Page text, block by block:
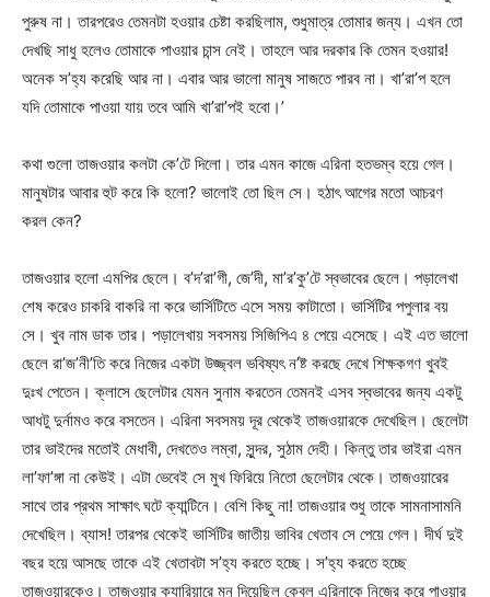
পুরুষ না। তারপরেও তেমনটা হওয়ার চেষ্টা করছিলাম, শুধুমাত্র তোমার জন্য। এখন তো
দেখছি সাধু হলেও তোমাকে পাওয়ার চান্স নেই। তাহলে আর দরকার কি তেমন হওয়ার!
অনেক স’হ্য করেছি আর না। এবার আর ভালো মানুষ সাজতে পারব না। খা’রা’প হলে
যদি তোমাকে পাওয়া যায় তবে আমি খা’রা’পই হবো।’
কথা গুলো তাজওয়ার কলটা কে’টে দিলো। তার এমন কাজে এরিনা হতভম্ব হয়ে গেল।
মানুষটার আবার হুট করে কি হলো? ভালোই তো ছিল সে। হঠাৎ আগের মতো আচরণ
করল কেন?
তাজওয়ার হলো এমপির ছেলে। ব’দ’রা’গী, জে’দী, মা’র’কু’টে স্বভাবের ছেলে। পড়ালেখা
শেষ করেও চাকরি বাকরি না করে ভার্সিটিতে এসে সময় কাটাতো। ভার্সিটির পপুলার বয়
সে। খুব নাম ডাক তার। পড়ালেখায় সবসময় সিজিপিএ ৪ পেয়ে এসেছে। এই এত ভালো
ছেলে রা’জ’নী’তি করে নিজের একটা উজ্জ্বল ভবিষ্যৎ ন’ষ্ট করছে দেখে শিক্ষকগণ খুবই
দুঃখ পেতেন। ক্লাসে ছেলেটার যেমন সুনাম করতেন তেমনই এসব স্বভাবের জন্য একটু
আধটু দুর্নামও করে বসতেন। এরিনা সবসময় দূর থেকেই তাজওয়ারকে দেখেছিল। ছেলেটা
তার ভাইদের মতোই মেধাবী, দেখতেও লম্বা, সুন্দর, সুঠাম দেহী। কিন্তু তার ভাইরা এমন
লা’ফা’ঙ্গা না কেউই। এটা ভেবেই সে মুখ ফিরিয়ে নিতো ছেলেটার থেকে। তাজওয়ারের
সাথে তার প্রথম সাক্ষাৎ ঘটে ক্যান্টিনে। বেশি কিছু না! তাজওয়ার শুধু তাকে সামনাসামনি
দেখেছিল। ব্যাস! তারপর থেকেই ভার্সিটির জাতীয় ভাবির খেতাব সে পেয়ে গেল। দীর্ঘ দুই
বছর হয়ে আসছে তাকে এই খেতাবটা স’হ্য করতে হচ্ছে। স’হ্য করতে হচ্ছে
তাজওয়ারকেও। তাজওয়ার ক্যারিয়ারে মন দিয়েছিল কেবল এরিনাকে নিজের করে পাওয়ার